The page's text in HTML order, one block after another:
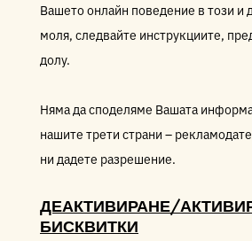
Вашето онлайн поведение в този и
моля, следвайте инструкциите,
долу.
Няма да споделяме Вашата
нашите трети страни –
ни дадете разрешение.
ДЕАКТИВИРАНЕ/
БИСКВИТКИ